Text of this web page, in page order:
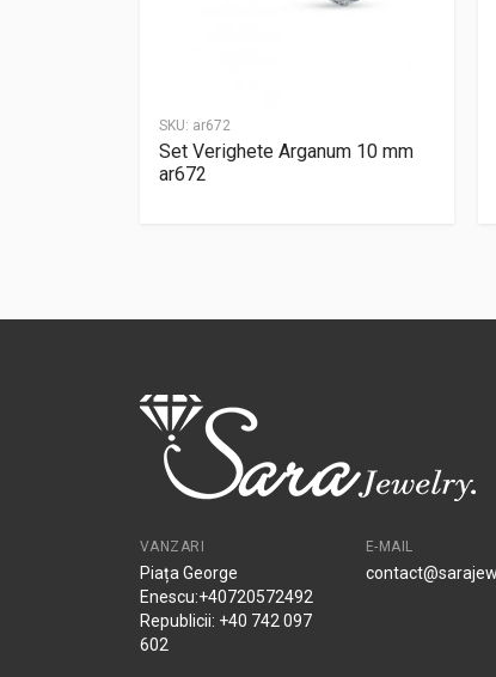
SKU: ar672
Set Verighete Arganum 10 mm
ar672
VANZARI
Piața George
Enescu:+40720572492
Republicii: +40 742 097
602
E-MAIL